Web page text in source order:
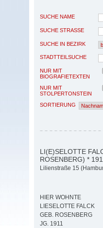
SUCHE NAME
SUCHE STRASSE
SUCHE IN BEZIRK
STADTTEILSUCHE
NUR MIT
BIOGRAFIETEXTEN
NUR MIT
STOLPERTONSTEIN
SORTIERUNG
LI(E)SELOTTE
ROSENBERG) *
Lilienstraße 15
HIER WOHNTE
LIESELOTTE FALCK
GEB. ROSENBERG
JG. 1911